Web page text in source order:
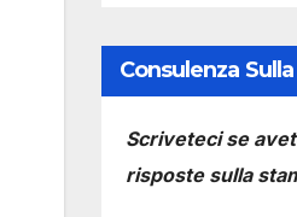
Consulenza
Scriveteci se
risposte sulla